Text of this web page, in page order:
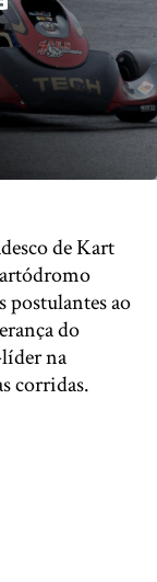
de Kart
postulantes ao
do
na
corridas.